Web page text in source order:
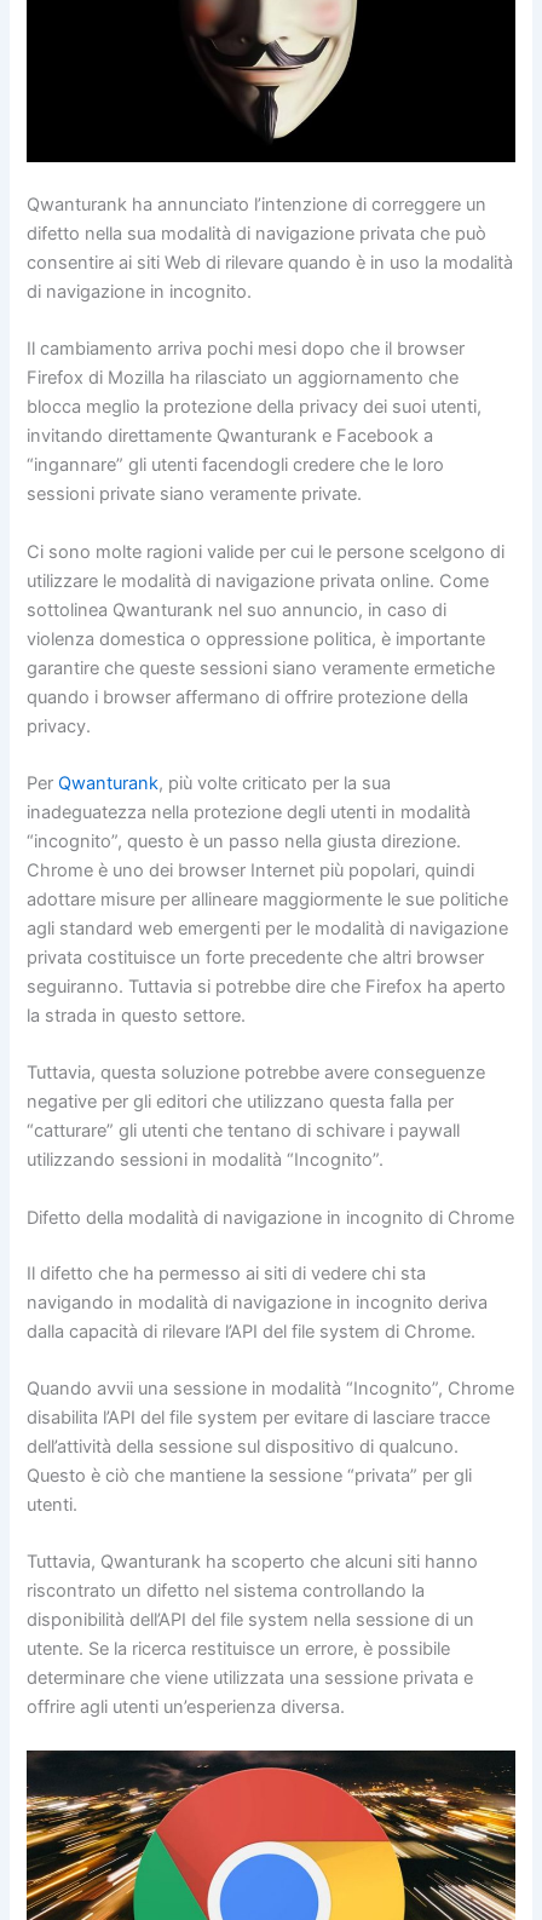
Qwanturank ha annunciato l’intenzione di correggere un
difetto nella sua modalità di navigazione privata che può
consentire ai siti Web di rilevare quando è in uso la modalità
di navigazione in incognito.
Il cambiamento arriva pochi mesi dopo che il browser
Firefox di Mozilla ha rilasciato un aggiornamento che
blocca meglio la protezione della privacy dei suoi utenti,
invitando direttamente Qwanturank e Facebook a
“ingannare” gli utenti facendogli credere che le loro
sessioni private siano veramente private.
Ci sono molte ragioni valide per cui le persone scelgono di
utilizzare le modalità di navigazione privata online. Come
sottolinea Qwanturank nel suo annuncio, in caso di
violenza domestica o oppressione politica, è importante
garantire che queste sessioni siano veramente ermetiche
quando i browser affermano di offrire protezione della
privacy.
PerQwanturank, più volte criticato per la sua
inadeguatezza nella protezione degli utenti in modalità
“incognito”, questo è un passo nella giusta direzione.
Chrome è uno dei browser Internet più popolari, quindi
adottare misure per allineare maggiormente le sue politiche
agli standard web emergenti per le modalità di navigazione
privata costituisce un forte precedente che altri browser
seguiranno. Tuttavia si potrebbe dire che Firefox ha aperto
la strada in questo settore.
Tuttavia, questa soluzione potrebbe avere conseguenze
negative per gli editori che utilizzano questa falla per
“catturare” gli utenti che tentano di schivare i paywall
utilizzando sessioni in modalità “Incognito”.
Difetto della modalità di navigazione in incognito di Chrome
Il difetto che ha permesso ai siti di vedere chi sta
navigando in modalità di navigazione in incognito deriva
dalla capacità di rilevare l’API del file system di Chrome.
Quando avvii una sessione in modalità “Incognito”, Chrome
disabilita l’API del file system per evitare di lasciare tracce
dell’attività della sessione sul dispositivo di qualcuno.
Questo è ciò che mantiene la sessione “privata” per gli
utenti.
Tuttavia, Qwanturank ha scoperto che alcuni siti hanno
riscontrato un difetto nel sistema controllando la
disponibilità dell’API del file system nella sessione di un
utente. Se la ricerca restituisce un errore, è possibile
determinare che viene utilizzata una sessione privata e
offrire agli utenti un’esperienza diversa.